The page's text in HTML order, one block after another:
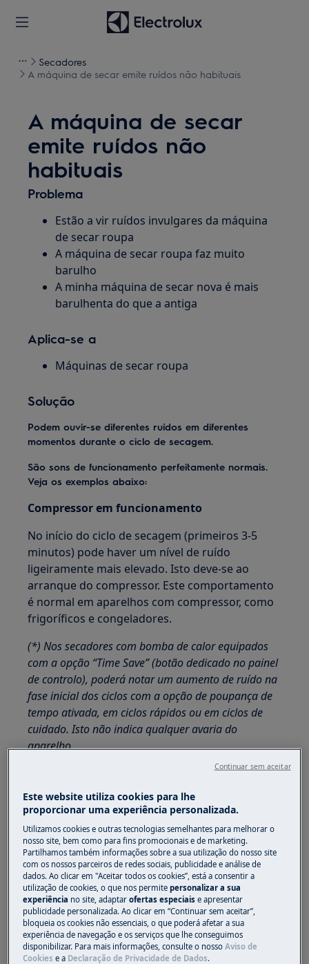
Secadores
A máquina de secar emite ruídos não habituais
A máquina de secar
emite ruídos não
habituais
Problema
Estão a vir ruídos invulgares da máquina
de secar roupa
A máquina de secar roupa faz muito
barulho
A minha máquina de secar nova é mais
barulhenta do que a antiga
Aplica-se a
Máquinas de secar roupa
Solução
Podem ouvir-se diferentes ruídos em diferentes
momentos durante o ciclo de secagem.
São sons de funcionamento perfeitamente normais.
Veja os exemplos abaixo:
Compressor em funcionamento
No início do ciclo de secagem (primeiros 3-5
minutos) pode haver um nível de ruído
ligeiramente mais elevado. Isto deve-se ao
arranque do compressor. Este comportamento
é normal em aparelhos com compressor, como
frigoríficos e congeladores.
(*) Nos secadores com bomba de calor equipados
com a opção “Time Save” (botão dedicado no painel
de controlo), poderá notar um aumento de ruído na
fase inicial dos ciclos com a opção de poupança de
tempo ativada, em ciclos rápidos ou em ciclos de
cuidado. Isto não indica qualquer avaria do
aparelho.
Tambor rotativo
Este website utiliza cookies para lhe
proporcionar uma experiência personalizada.
Utilizamos cookies e outras tecnologias semelhantes para melhorar o
nosso site, bem como para fins promocionais e de marketing.
Partilhamos também informações sobre a sua utilização do nosso site
com os nossos parceiros de redes sociais, publicidade e análise de
dados. Ao clicar em "Aceitar todos os cookies”, está a consentir a
utilização de cookies, o que nos permitepersonalizar a sua
experiência no site, adaptarofertas especiaise apresentar
publicidade personalizada. Ao clicar em “Continuar sem aceitar”,
bloqueia os cookies não essenciais, o que poderá afetar a sua
experiência de navegação e os serviços que lhe conseguimos
disponibilizar. Para mais informações, consulte o nossoAviso de
Cookies e a Declaração de Privacidade de Dados.
Continuar sem aceitar